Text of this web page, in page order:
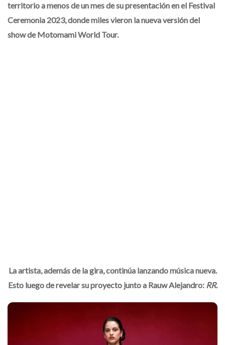
territorio a menos de un mes de su presentación en el Festival
Ceremonia 2023, donde miles vieron la nueva versión del
show de Motomami World Tour.
La artista, además de la gira, continúa lanzando música nueva.
Esto luego de revelar su proyecto junto a Rauw Alejandro: RR.